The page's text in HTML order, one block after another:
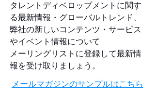
タレントディベロップメントに関す
る最新情報・グローバルトレンド、
弊社の新しいコンテンツ・サービス
やイベント情報について
メーリングリストに登録して最新情
報を受け取りましょう。
​メールマガジンのサンプルはこちら